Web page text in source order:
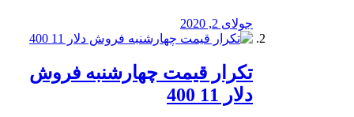
جولای 2, 2020
تکرار قیمت چهارشنبه فروش
دلار 11 400